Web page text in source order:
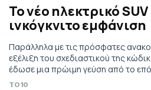
Το νέο ηλεκτρικό
ινκόγκνιτο εμφάνιση
Παράλληλα με τις πρόσφατες
εξέλιξη του σχεδιαστικού της
έδωσε μια πρώιμη γεύση από το
της γκάμας της το οποίο θα πάρει
TO10